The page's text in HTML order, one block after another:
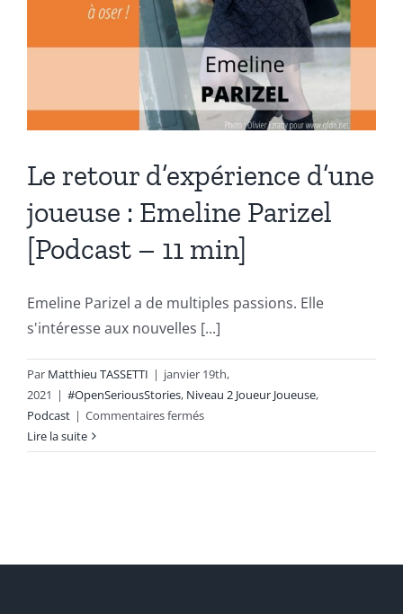
Le retour d’expérience d’une
joueuse : Emeline Parizel
[Podcast – 11 min]
Emeline Parizel a de multiples passions. Elle
s'intéresse aux nouvelles [...]
Par Matthieu TASSETTI | janvier 19th,
2021 | #OpenSeriousStories, Niveau 2 Joueur Joueuse,
Podcast | Commentaires ferméssur
retour
Lire la suite